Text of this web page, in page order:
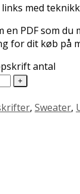
med
PDF som du
for dit køb på
antal
, Sweater,